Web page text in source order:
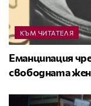
КЪМ ЧИТАТЕЛЯ
Еманципация
свободната